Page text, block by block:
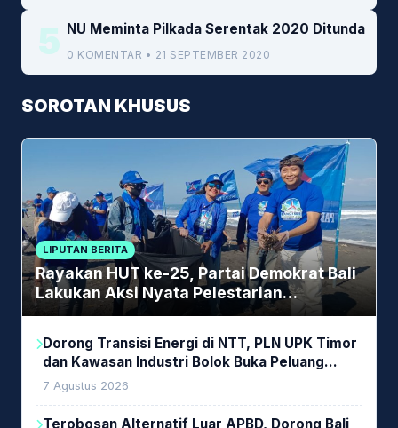
5 NU Meminta Pilkada Serentak 2020 Ditunda
0 KOMENTAR • 21 SEPTEMBER 2020
SOROTAN KHUSUS
LIPUTAN BERITA
Rayakan HUT ke-25, Partai Demokrat Bali
Lakukan Aksi Nyata Pelestarian
Lingkungan
Dorong Transisi Energi di NTT, PLN UPK Timor
dan Kawasan Industri Bolok Buka Peluang
Investasi Woodchip untuk Cofiring PLTU Bolok
7 Agustus 2026
Terobosan Alternatif Luar APBD, Dorong Bali